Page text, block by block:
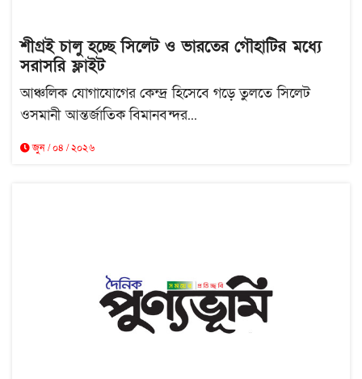
শীগ্রই চালু হচ্ছে সিলেট ও ভারতের গৌহাটির মধ্যে
সরাসরি ফ্লাইট
আঞ্চলিক যোগাযোগের কেন্দ্র হিসেবে গড়ে তুলতে সিলেট
ওসমানী আন্তর্জাতিক বিমানবন্দর...
জুন / ০৪ / ২০২৬